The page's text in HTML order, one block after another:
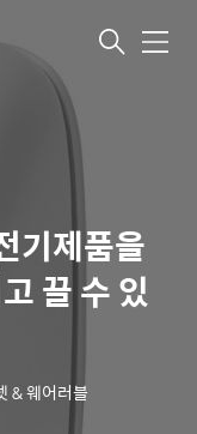
메
기제품을
끌 수 있
& 웨어러블